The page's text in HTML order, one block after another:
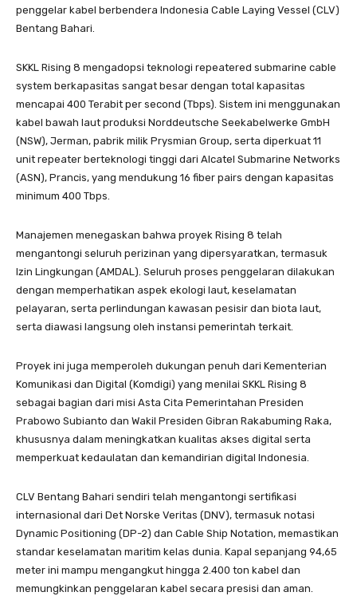
penggelar kabel berbendera Indonesia Cable Laying Vessel (CLV)
Bentang Bahari.
SKKL Rising 8 mengadopsi teknologi repeatered submarine cable
system berkapasitas sangat besar dengan total kapasitas
mencapai 400 Terabit per second (Tbps). Sistem ini menggunakan
kabel bawah laut produksi Norddeutsche Seekabelwerke GmbH
(NSW), Jerman, pabrik milik Prysmian Group, serta diperkuat 11
unit repeater berteknologi tinggi dari Alcatel Submarine Networks
(ASN), Prancis, yang mendukung 16 fiber pairs dengan kapasitas
minimum 400 Tbps.
Manajemen menegaskan bahwa proyek Rising 8 telah
mengantongi seluruh perizinan yang dipersyaratkan, termasuk
Izin Lingkungan (AMDAL). Seluruh proses penggelaran dilakukan
dengan memperhatikan aspek ekologi laut, keselamatan
pelayaran, serta perlindungan kawasan pesisir dan biota laut,
serta diawasi langsung oleh instansi pemerintah terkait.
Proyek ini juga memperoleh dukungan penuh dari Kementerian
Komunikasi dan Digital (Komdigi) yang menilai SKKL Rising 8
sebagai bagian dari misi Asta Cita Pemerintahan Presiden
Prabowo Subianto dan Wakil Presiden Gibran Rakabuming Raka,
khususnya dalam meningkatkan kualitas akses digital serta
memperkuat kedaulatan dan kemandirian digital Indonesia.
CLV Bentang Bahari sendiri telah mengantongi sertifikasi
internasional dari Det Norske Veritas (DNV), termasuk notasi
Dynamic Positioning (DP-2) dan Cable Ship Notation, memastikan
standar keselamatan maritim kelas dunia. Kapal sepanjang 94,65
meter ini mampu mengangkut hingga 2.400 ton kabel dan
memungkinkan penggelaran kabel secara presisi dan aman.